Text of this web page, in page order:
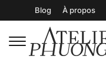
Blog À propos